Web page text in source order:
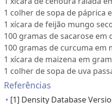
1 colher de sopa de páprica
1 xícara de feijão mungo
100 gramas de sacarose em
100 gramas de curcuma em
1 xícara de maizena em
1 colher de sopa de uva
Referências
[1] Density Database